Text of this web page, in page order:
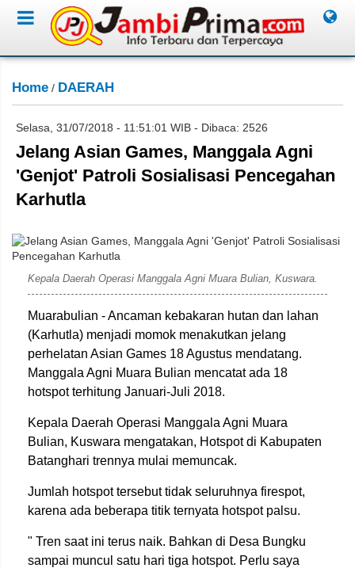
Home / DAERAH
Selasa, 31/07/2018 - 11:51:01 WIB - Dibaca: 2526
Jelang Asian Games, Manggala Agni
'Genjot' Patroli Sosialisasi Pencegahan
Karhutla
Kepala Daerah Operasi Manggala Agni Muara Bulian, Kuswara.
Muarabulian - Ancaman kebakaran hutan dan lahan
(Karhutla) menjadi momok menakutkan jelang
perhelatan Asian Games 18 Agustus mendatang.
Manggala Agni Muara Bulian mencatat ada 18
hotspot terhitung Januari-Juli 2018.
Kepala Daerah Operasi Manggala Agni Muara
Bulian, Kuswara mengatakan, Hotspot di Kabupaten
Batanghari trennya mulai memuncak.
Jumlah hotspot tersebut tidak seluruhnya firespot,
karena ada beberapa titik ternyata hotspot palsu.
" Tren saat ini terus naik. Bahkan di Desa Bungku
sampai muncul satu hari tiga hotspot. Perlu saya